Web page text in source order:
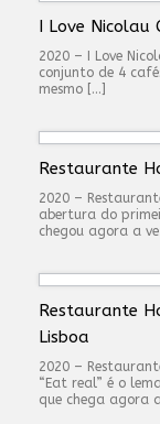
I Love Nicolau
2020 – I Love
conjunto de 4
mesmo […]
Restaurante
2020 –
abertura do
chegou agora a
Restaurante
Lisboa
2020 –
“Eat real” é o
que chega agora